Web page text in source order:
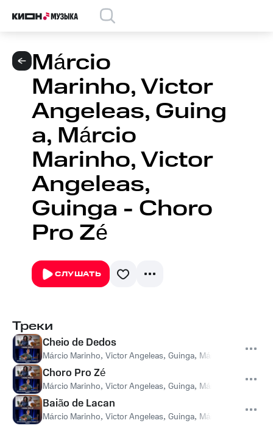
Márcio
Marinho, Victor
Angeleas, Guing
a, Márcio
Marinho, Victor
Angeleas,
Guinga - Choro
Pro Zé
СЛУШАТЬ
Треки
Cheio de Dedos
Márcio Marinho, Victor Angeleas, Guinga, Márcio Marinho,
Choro Pro Zé
Márcio Marinho, Victor Angeleas, Guinga, Márcio Marinho,
Baião de Lacan
Márcio Marinho, Victor Angeleas, Guinga, Márcio Marinho,